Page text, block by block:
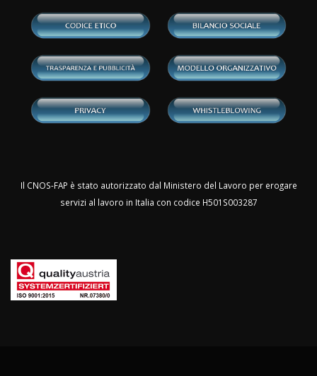
Il CNOS-FAP è stato autorizzato dal Ministero del Lavoro per erogare
servizi al lavoro in Italia con codice H501S003287